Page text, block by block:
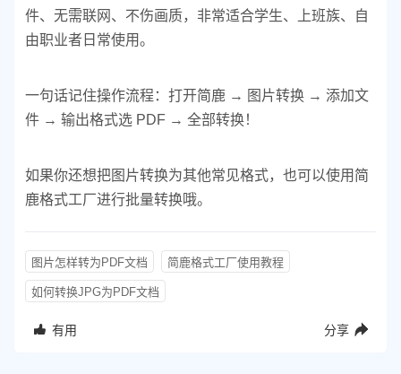
件、无需联网、不伤画质，非常适合学生、上班族、自
由职业者日常使用。
一句话记住操作流程： 打开简鹿 → 图片转换 → 添加文
件 → 输出格式选 PDF → 全部转换！
如果你还想把图片转换为其他常见格式，也可以使用简
鹿格式工厂进行批量转换哦。
图片怎样转为PDF文档 简鹿格式工厂使用教程
如何转换JPG为PDF文档
有用 分享